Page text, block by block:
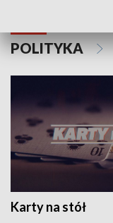
POLITYKA
Karty na stół